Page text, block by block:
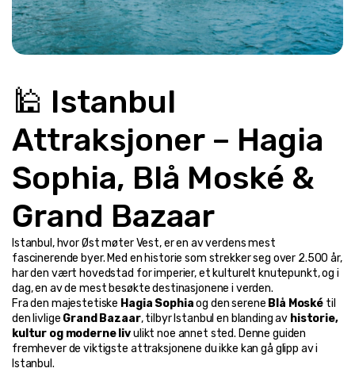
🕌 Istanbul
Attraksjoner – Hagia
Sophia, Blå Moské &
Grand Bazaar
Istanbul, hvor Øst møter Vest, er en av verdens mest
fascinerende byer. Med en historie som strekker seg over 2.500 år,
har den vært hovedstad for imperier, et kulturelt knutepunkt, og i
dag, en av de mest besøkte destinasjonene i verden.
Fra den majestetiske Hagia Sophia og den serene Blå Moské til
den livlige Grand Bazaar, tilbyr Istanbul en blanding av historie,
kultur og moderne liv ulikt noe annet sted. Denne guiden
fremhever de viktigste attraksjonene du ikke kan gå glipp av i
Istanbul.